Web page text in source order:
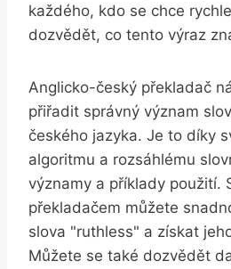
každého, kdo se chce
dozvědět, co tento výraz
Anglicko-český překladač
přiřadit správný význam
českého jazyka. Je to díky
algoritmu a rozsáhlému
významy a příklady použití.
překladačem můžete
slova "ruthless" a získat
Můžete se také dozvědět